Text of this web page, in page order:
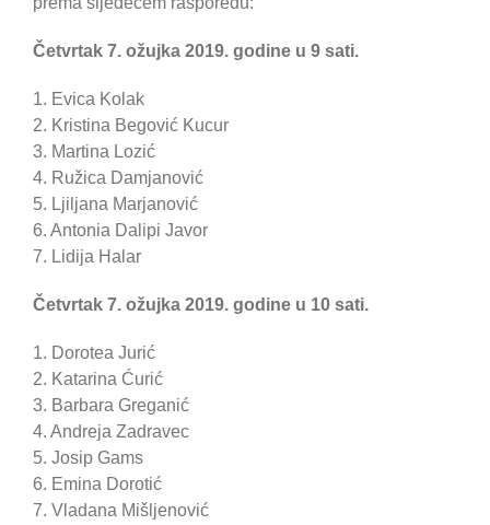
Četvrtak 7. ožujka 2019. godine u 9 sati.
1. Evica Kolak
2. Kristina Begović Kucur
3. Martina Lozić
4. Ružica Damjanović
5. Ljiljana Marjanović
6. Antonia Dalipi Javor
7. Lidija Halar
Četvrtak 7. ožujka 2019. godine u 10 sati.
1. Dorotea Jurić
2. Katarina Ćurić
3. Barbara Greganić
4. Andreja Zadravec
5. Josip Gams
6. Emina Dorotić
7. Vladana Mišljenović